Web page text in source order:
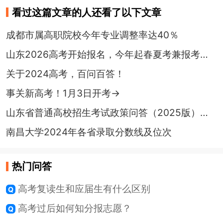
看过这篇文章的人还看了以下文章
成都市属高职院校今年专业调整率达40％
山东2026高考开始报名，今年起春夏考兼报考生不得同时被录取
关于2024高考，百问百答！
事关新高考！1月3日开考→
山东省普通高校招生考试政策问答（2025版）发布（二）
南昌大学2024年各省录取分数线及位次
热门问答
高考复读生和应届生有什么区别
高考过后如何知分报志愿？